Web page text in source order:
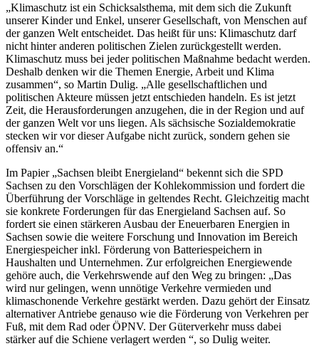
„Klimaschutz ist ein Schicksalsthema, mit dem sich die Zukunft
unserer Kinder und Enkel, unserer Gesellschaft, von Menschen auf
der ganzen Welt entscheidet. Das heißt für uns: Klimaschutz darf
nicht hinter anderen politischen Zielen zurückgestellt werden.
Klimaschutz muss bei jeder politischen Maßnahme bedacht werden.
Deshalb denken wir die Themen Energie, Arbeit und Klima
zusammen“, so Martin Dulig. „Alle gesellschaftlichen und
politischen Akteure müssen jetzt entschieden handeln. Es ist jetzt
Zeit, die Herausforderungen anzugehen, die in der Region und auf
der ganzen Welt vor uns liegen. Als sächsische Sozialdemokratie
stecken wir vor dieser Aufgabe nicht zurück, sondern gehen sie
offensiv an.“
Im Papier „Sachsen bleibt Energieland“ bekennt sich die SPD
Sachsen zu den Vorschlägen der Kohlekommission und fordert die
Überführung der Vorschläge in geltendes Recht. Gleichzeitig macht
sie konkrete Forderungen für das Energieland Sachsen auf. So
fordert sie einen stärkeren Ausbau der Eneuerbaren Energien in
Sachsen sowie die weitere Forschung und Innovation im Bereich
Energiespeicher inkl. Förderung von Batteriespeichern in
Haushalten und Unternehmen. Zur erfolgreichen Energiewende
gehöre auch, die Verkehrswende auf den Weg zu bringen: „Das
wird nur gelingen, wenn unnötige Verkehre vermieden und
klimaschonende Verkehre gestärkt werden. Dazu gehört der Einsatz
alternativer Antriebe genauso wie die Förderung von Verkehren per
Fuß, mit dem Rad oder ÖPNV. Der Güterverkehr muss dabei
stärker auf die Schiene verlagert werden “, so Dulig weiter.